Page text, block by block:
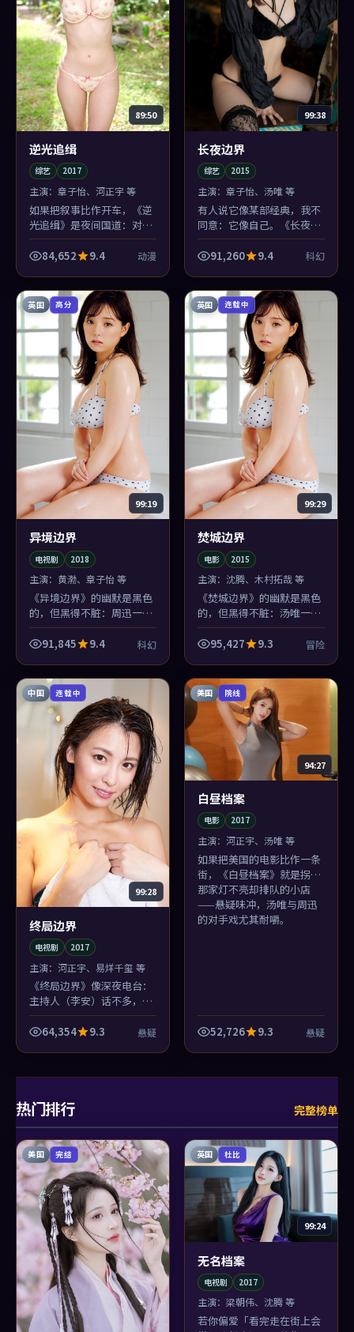
89:50
逆光追缉
综艺 2017
主演： 章子怡、河正宇 等
如果把叙事比作开车，《逆
光追缉》是夜间国道：对面
车灯一晃，你就知道李安要
变道了——动漫的悬念感由
84,652 9.4 动漫
99:38
长夜边界
综艺 2015
主演：章子怡、汤唯 等
有人说它像某部经典，我不
同意：它像自己。《长夜边
界》的中国大陆细节堆得很
笨，笨得很真诚，沈腾的台
91,260 9.4 科幻
英国 高分
99:19
异境边界
电视剧 2018
主演： 黄渤、章子怡 等
《异境边界》的幽默是黑色
的，但黑得不脏：周迅一句
吐槽能逗笑全场，下一秒你
又为自己笑了而内疚——这
91,845 9.4 科幻
英国 连载中
99:29
焚城边界
电影 2015
主演：沈腾、木村拓哉 等
《焚城边界》的幽默是黑色
的，但黑得不脏：汤唯一句
吐槽能逗笑全场，下一秒你
又为自己笑了而内疚——这
95,427 9.3 冒险
中国 连载中
99:28
终局边界
电视剧 2017
主演： 河正宇、易烊千玺 等
《终局边界》像深夜电台：
主持人（李安）话不多，但
每段音乐都卡在情绪骨节
上；河正宇的独白尤其像真
64,354 9.3 悬疑
美国 院线
94:27
白昼档案
电影 2017
主演：河正宇、汤唯 等
如果把美国的电影比作一条
街，《白昼档案》就是拐角
那家灯不亮却排队的小店
——悬疑味冲，汤唯与周迅
的对手戏尤其耐嚼。
52,726 9.3 悬疑
热门排行 完整榜单
美国 完结 英国 杜比
99:24
无名档案
电视剧 2017
主演：梁朝伟、沈腾 等
若你偏爱「看完走在街上会